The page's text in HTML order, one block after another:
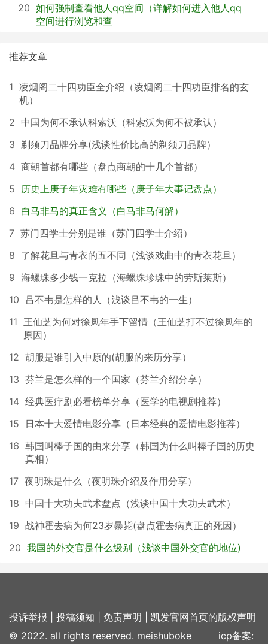
20 如何强制查看他人qq空间（详解如何进入他人qq
空间进行浏览和查
推荐文章
1 凌烟阁二十四功臣全介绍（凌烟阁二十四功臣排名的玄
机）
2 中国为何不承认科索沃（科索沃为何不被承认）
3 剃须刀品牌分享(浅谈性价比高的剃须刀品牌）
4 商朝首都有哪些（盘点商朝的十几个首都）
5 历史上庚子年灾难有哪些（庚子年大事记盘点）
6 白马非马的真正含义（白马非马何解）
7 苏门四学士分别是谁（苏门四学士介绍）
8 了解花旦与青衣的五不同（浅谈戏曲中的青衣花旦）
9 海螺珠多少钱一克拉（海螺珠珍珠中的劳斯莱斯）
10
吕不韦是怎样的人（浅谈吕不韦的一生）
11 王仙芝为何对徐凤年手下留情（王仙芝打不过徐凤年的
原因）
12 胡服是谁引入中原的(胡服的来历分享）
13 芬兰是怎么样的一个国家（芬兰介绍分享）
14 经典医疗剧必看榜单分享（医学的电视剧推荐）
15
日本十大爱情电影分享（日本经典的爱情电影推荐）
16 韩国叫棒子国的由来分享（韩国为什么叫棒子国的历史
真相）
17 夜明珠是什么（夜明珠介绍及作用分享）
18 中国十大功夫武术盘点（浅谈中国十大功夫武术）
19 战神霍去病为何23岁暴毙(盘点霍去病真正的死因）
20 我国的外交官是什么级别（浅谈中国外交官的地位)
投诉举报 投稿须知 免责声明
凯发官网首页的版权声明
© 2022. all rights reserved. meishuboke icp备案: